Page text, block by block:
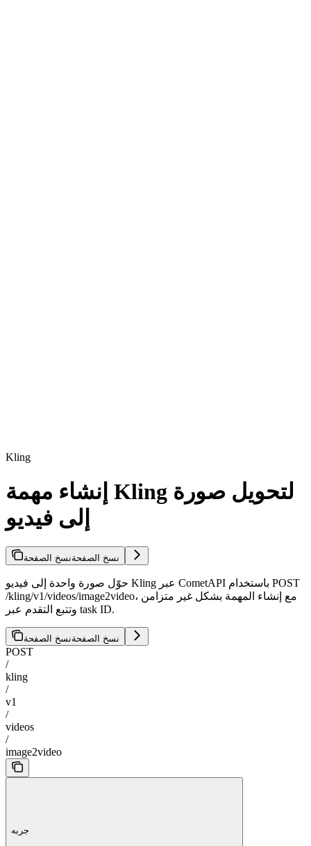
Kling
إنشاء مهمة Kling لتحويل صورة
إلى فيديو
نسخ الصفحةنسخ الصفحة
حوّل صورة واحدة إلى فيديو Kling عبر CometAPI باستخدام POST
/kling/v1/videos/image2video، مع إنشاء المهمة بشكل غير متزامن
وتتبع التقدم عبر task ID.
نسخ الصفحةنسخ الصفحة
POST
/
kling
/
v1
/
videos
/
image2video
جربه